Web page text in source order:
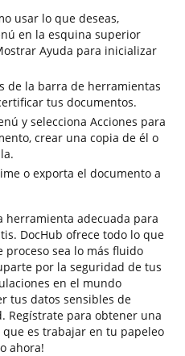
usar lo que deseas,
en la esquina superior
Ayuda para inicializar
de la barra de herramientas
tus documentos.
y selecciona Acciones para
crear una copia de él o
o exporta el documento a
herramienta adecuada para
DocHub ofrece todo lo que
proceso sea lo más fluido
por la seguridad de tus
en el mundo
tus datos sensibles de
Regístrate para obtener una
es trabajar en tu papeleo
ahora!